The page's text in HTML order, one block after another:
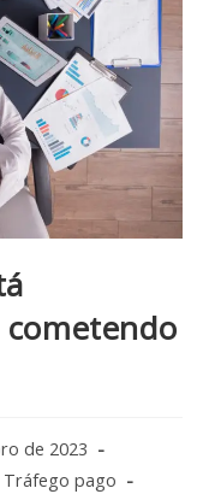
de 2023
Tráfego pago